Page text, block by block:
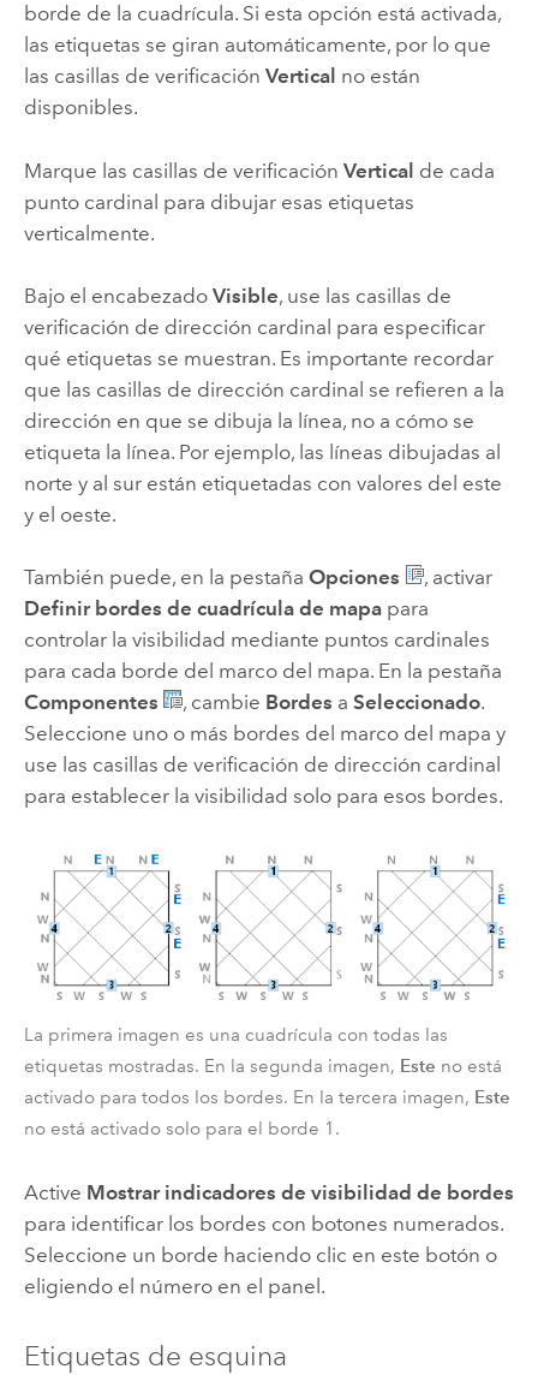
borde de la cuadrícula. Si esta opción está activada,
las etiquetas se giran automáticamente, por lo que
las casillas de verificación Vertical no están
disponibles.
Marque las casillas de verificación Vertical de cada
punto cardinal para dibujar esas etiquetas
verticalmente.
Bajo el encabezado Visible, use las casillas de
verificación de dirección cardinal para especificar
qué etiquetas se muestran. Es importante recordar
que las casillas de dirección cardinal se refieren a la
dirección en que se dibuja la línea, no a cómo se
etiqueta la línea. Por ejemplo, las líneas dibujadas al
norte y al sur están etiquetadas con valores del este
y el oeste.
También puede, en la pestaña Opciones
, activar
Definir bordes de cuadrícula de mapapara
controlar la visibilidad mediante puntos cardinales
para cada borde del marco del mapa. En la pestaña
Componentes
, cambie Bordes a Seleccionado.
Seleccione uno o más bordes del marco del mapa y
use las casillas de verificación de dirección cardinal
para establecer la visibilidad solo para esos bordes.
La primera imagen es una cuadrícula con todas las
etiquetas mostradas. En la segunda imagen, Este no está
activado para todos los bordes. En la tercera imagen, Este
no está activado solo para el borde 1.
Active Mostrar indicadores de visibilidad de bordes
para identificar los bordes con botones numerados.
Seleccione un borde haciendo clic en este botón o
eligiendo el número en el panel.
Etiquetas de esquina